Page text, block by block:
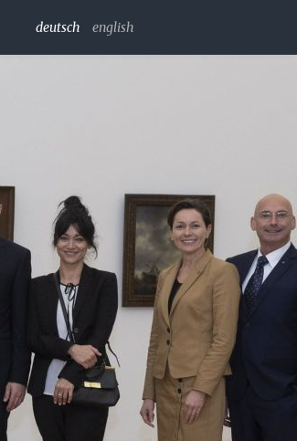
deutsch english